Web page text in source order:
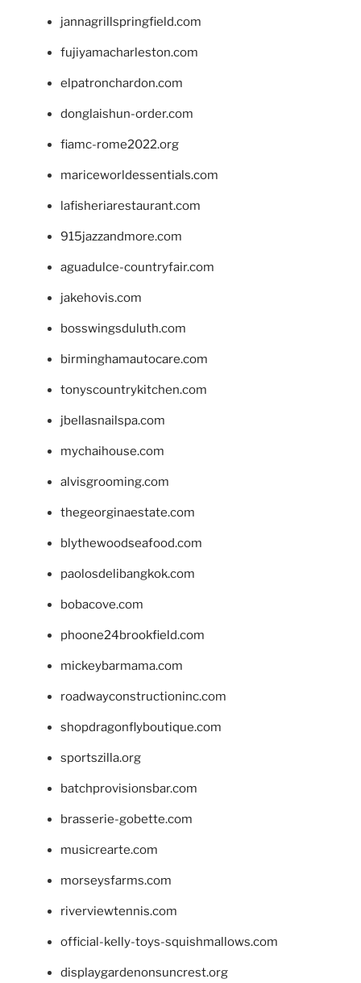
jannagrillspringfield.com
fujiyamacharleston.com
elpatronchardon.com
donglaishun-order.com
fiamc-rome2022.org
mariceworldessentials.com
lafisheriarestaurant.com
915jazzandmore.com
aguadulce-countryfair.com
jakehovis.com
bosswingsduluth.com
birminghamautocare.com
tonyscountrykitchen.com
jbellasnailspa.com
mychaihouse.com
alvisgrooming.com
thegeorginaestate.com
blythewoodseafood.com
paolosdelibangkok.com
bobacove.com
phoone24brookfield.com
mickeybarmama.com
roadwayconstructioninc.com
shopdragonflyboutique.com
sportszilla.org
batchprovisionsbar.com
brasserie-gobette.com
musicrearte.com
morseysfarms.com
riverviewtennis.com
official-kelly-toys-squishmallows.com
displaygardenonsuncrest.org